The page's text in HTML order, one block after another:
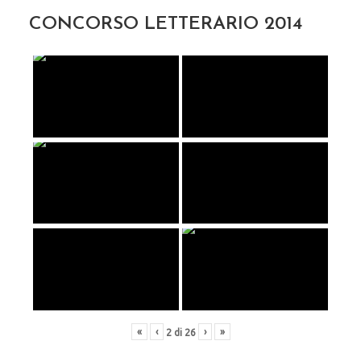
CONCORSO LETTERARIO 2014
« ‹ 2di 26 › »